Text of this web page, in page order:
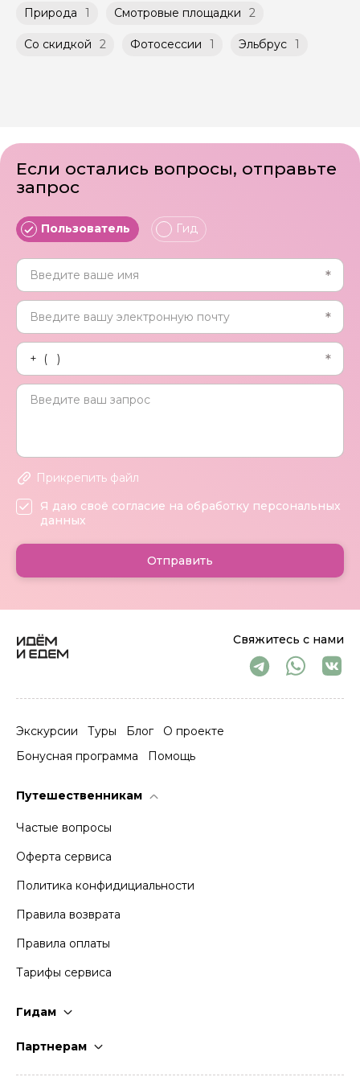
Природа 1 Смотровые площадки 2
Со скидкой 2 Фотосессии 1 Эльбрус 1
Свяжитесь с нами
Экскурсии Туры Блог
О проекте
Бонусная программа
Помощь
Путешественникам
Частые вопросы
Оферта сервиса
Политика конфидициальности
Правила возврата
Правила оплаты
Тарифы сервиса
Гидам
Партнерам
Если остались вопросы, отправьте
запрос
Пользователь Гид
Прикрепить файл
Я даю своё согласие на обработку персональных
данных
Отправить